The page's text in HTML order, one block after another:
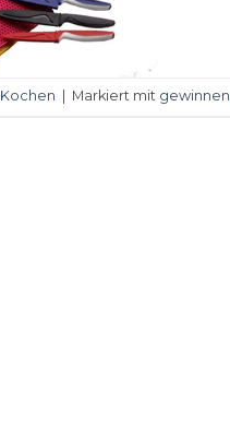
Kochen Markiert mit gewinnen